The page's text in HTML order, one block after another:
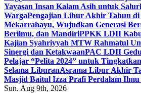
Yayasan Insan Kalam Asih untuk
WargaPengajian Libur Akhir Tahun
Mekarrahayu, Wujudkan Generasi
Berilmu, dan MandiriPPKK LDII
Kajian Syahriyyah MTW Rahmatul
Sinergi dan KetakwaanPAC LDII
Pelajar “Pelita 2024” untuk
Selama LiburanAsrama Libur Akhir
Masjid Baitul Izza Prafi Perdalam Ilmu
Sun. Aug 9th, 2026